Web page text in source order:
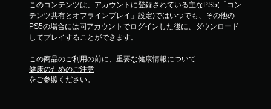
このコンテンツは、アカウントに登録されている主なPS5(「コン
テンツ共有とオフラインプレイ」設定)ではいつでも、その他の
PS5の場合には同アカウントでログインした後に、ダウンロード
してプレイすることができます。
この商品のご利用の前に、重要な健康情報について
健康のためのご注意
をご参照ください。